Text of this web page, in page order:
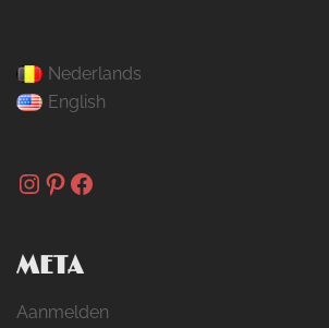
Nederlands
English
Instagram
Pinterest
Facebook
META
Aanmelden